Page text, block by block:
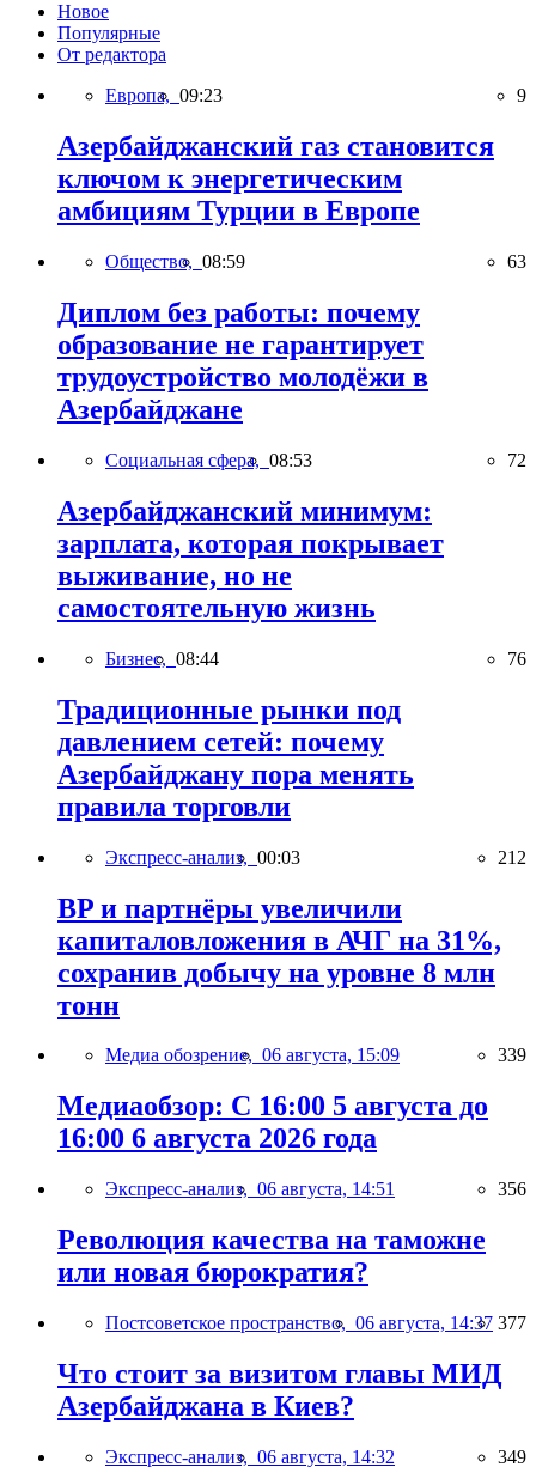
Новое
Популярные
От редактора
Европа, 09:23 9
Азербайджанский газ становится
ключом к энергетическим
амбициям Турции в Европе
Общество, 08:59 63
Диплом без работы: почему
образование не гарантирует
трудоустройство молодёжи в
Азербайджане
Социальная сфера, 08:53 72
Азербайджанский минимум:
зарплата, которая покрывает
выживание, но не
самостоятельную жизнь
Бизнес, 08:44 76
Традиционные рынки под
давлением сетей: почему
Азербайджану пора менять
правила торговли
Экспресс-анализ, 00:03 212
BP и партнёры увеличили
капиталовложения в АЧГ на 31%,
сохранив добычу на уровне 8 млн
тонн
Медиа обозрение, 06 августа, 15:09 339
Медиаобзор: С 16:00 5 августа до
16:00 6 августа 2026 года
Экспресс-анализ, 06 августа, 14:51 356
Революция качества на таможне
или новая бюрократия?
Постсоветское пространство, 06 августа, 14:37 377
Что стоит за визитом главы МИД
Азербайджана в Киев?
Экспресс-анализ, 06 августа, 14:32 349